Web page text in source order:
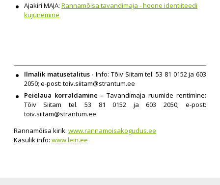
Ajakiri MAJA: Rannamõisa tavandimaja - hoone identiiteedi
kujunemine
Ilmalik matusetalitus -Info: Tõiv Siitam tel. 53 81 0152 ja 603
2050; e-post: toiv.siitam@strantum.ee
Peielaua korraldamine - Tavandimaja ruumide rentimine:
Tõiv Siitam tel. 53 81 0152 ja 603 2050; e-post:
toiv.siitam@strantum.ee
Rannamõisa kirik: www.rannamoisakogudus.ee
Kasulik info: www.lein.ee